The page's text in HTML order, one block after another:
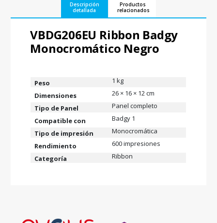
Descripción
detallada
Productos
relacionados
VBDG206EU Ribbon Badgy
Monocromático Negro
Peso
1 kg
Dimensiones
26 × 16 × 12 cm
Tipo de Panel
Panel completo
Compatible con
Badgy 1
Tipo de impresión
Monocromática
Rendimiento
600 impresiones
Categoría
Ribbon